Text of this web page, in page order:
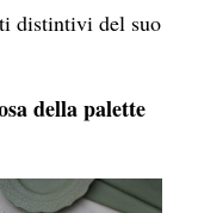
distintivi del suo
della palette